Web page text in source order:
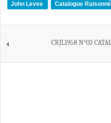
John Levee Catalogue
CRJL1958 N°02